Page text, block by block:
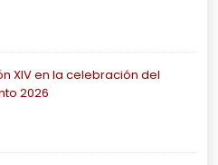
XIV en la celebración del
2026